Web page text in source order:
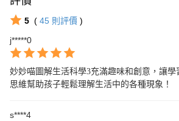
5 ( 45 則評價 )
j*****0
妙妙喵圖解生活科學3充滿趣味和創意，讓
思維幫助孩子輕鬆理解生活中的各種現象！
s****4